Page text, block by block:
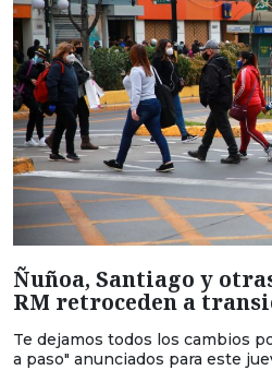
Ñuñoa, Santiago y
RM retroceden a
Te dejamos todos los cambios
a paso" anunciados para este